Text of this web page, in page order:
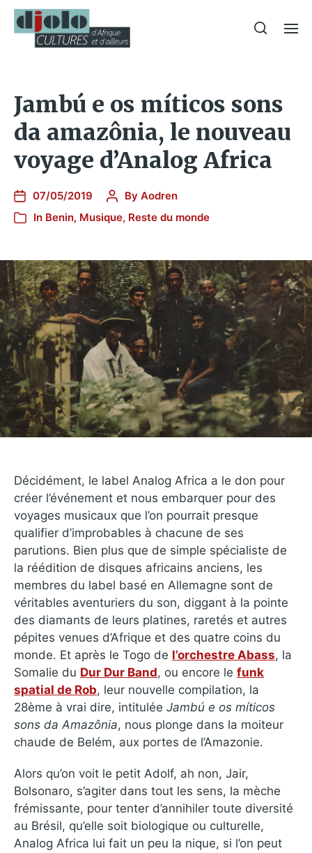
Jambú e os míticos sons
da amazônia, le nouveau
voyage d’Analog Africa
07/05/2019 By Aodren
In Benin, Musique, Reste du monde
Décidément, le label Analog Africa a le don pour
créer l’événement et nous embarquer pour des
voyages musicaux que l’on pourrait presque
qualifier d’improbables à chacune de ses
parutions. Bien plus que de simple spécialiste de
la réédition de disques africains anciens, les
membres du label basé en Allemagne sont de
véritables aventuriers du son, diggant à la pointe
des diamants de leurs platines, raretés et autres
pépites venues d’Afrique et des quatre coins du
monde. Et après le Togo de l’orchestre Abass, la
Somalie du Dur Dur Band, ou encore le funk
spatial de Rob, leur nouvelle compilation, la
28ème à vrai dire, intitulée Jambú e os míticos
sons da Amazônia, nous plonge dans la moiteur
chaude de Belém, aux portes de l’Amazonie.
Alors qu’on voit le petit Adolf, ah non, Jair,
Bolsonaro, s’agiter dans tout les sens, la mèche
frémissante, pour tenter d’annihiler toute diversité
au Brésil, qu’elle soit biologique ou culturelle,
Analog Africa lui fait un peu la nique, si l’on peut